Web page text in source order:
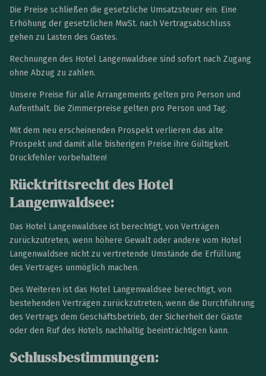
Die Preise schließen die gesetzliche Umsatzsteuer ein. Eine
Erhöhung der gesetzlichen MwSt. nach Vertragsabschluss
gehen zu Lasten des Gastes.
Rechnungen des Hotel Langenwaldsee sind sofort nach Zugang
ohne Abzug zu zahlen.
Unsere Preise für alle Arrangements gelten pro Person und
Aufenthalt. Die Zimmerpreise gelten pro Person und Tag.
Mit dem neu erscheinenden Prospekt verlieren das alte
Prospekt und damit alle bisherigen Preise ihre Gültigkeit.
Druckfehler vorbehalten!
Rücktrittsrecht des Hotel
Langenwaldsee:
Das Hotel Langenwaldsee ist berechtigt, von Verträgen
zurückzutreten, wenn höhere Gewalt oder andere vom Hotel
Langenwaldsee nicht zu vertretende Umstände die Erfüllung
des Vertrages unmöglich machen.
Des Weiteren ist das Hotel Langenwaldsee berechtigt, von
bestehenden Verträgen zurückzutreten, wenn die Durchführung
des Vertrags dem Geschäftsbetrieb, der Sicherheit der Gäste
oder den Ruf des Hotels nachhaltig beeinträchtigen kann.
Schlussbestimmungen: